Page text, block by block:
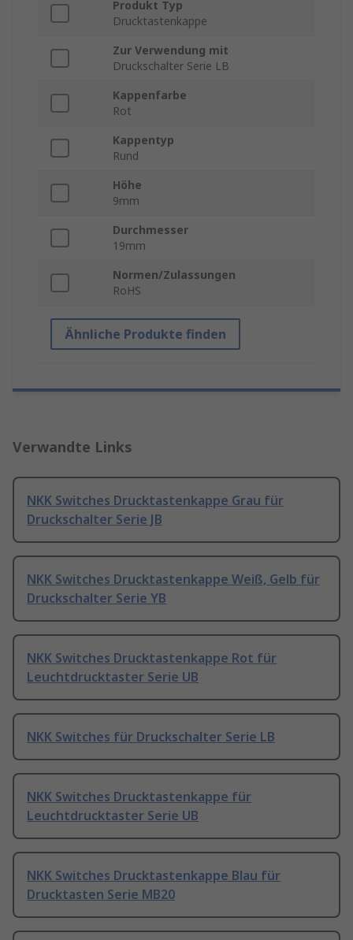
Produkt Typ
Drucktastenkappe
Zur Verwendung mit
Druckschalter Serie LB
Kappenfarbe
Rot
Kappentyp
Rund
Höhe
9mm
Durchmesser
19mm
Normen/Zulassungen
RoHS
Ähnliche Produkte finden
Verwandte Links
NKK Switches Drucktastenkappe Grau für
Druckschalter Serie JB
NKK Switches Drucktastenkappe Weiß, Gelb für
Druckschalter Serie YB
NKK Switches Drucktastenkappe Rot für
Leuchtdrucktaster Serie UB
NKK Switches für Druckschalter Serie LB
NKK Switches Drucktastenkappe für
Leuchtdrucktaster Serie UB
NKK Switches Drucktastenkappe Blau für
Drucktasten Serie MB20